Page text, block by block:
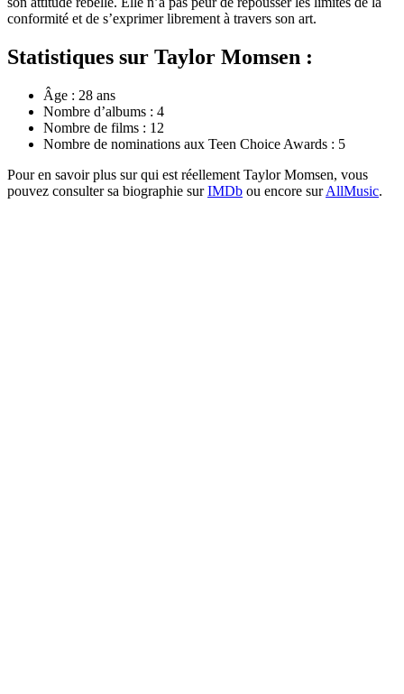
conformité et de s’exprimer librement à travers son art.
Statistiques sur Taylor Momsen :
Âge : 28 ans
Nombre d’albums : 4
Nombre de films : 12
Nombre de nominations aux Teen Choice Awards : 5
Pour en savoir plus sur qui est réellement Taylor Momsen, vous
pouvez consulter sa biographie surIMDb ou encore surAllMusic.